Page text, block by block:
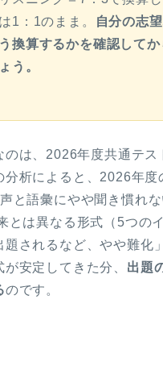
1：1のまま。
自分の志
換算するかを確認して
う。
のは、2026年度共通テス
分析によると、2026年度
と語彙にやや聞き慣れな
とは異なる形式（5つの
題されるなど、やや難化
安定してきた分、 出題
のです。